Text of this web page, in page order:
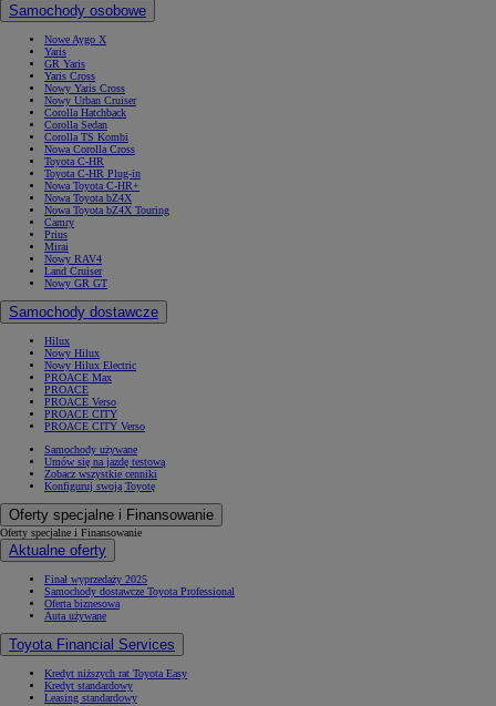
Samochody osobowe
Nowe Aygo X
Yaris
GR Yaris
Yaris Cross
Nowy Yaris Cross
Nowy Urban Cruiser
Corolla Hatchback
Corolla Sedan
Corolla TS Kombi
Nowa Corolla Cross
Toyota C-HR
Toyota C-HR Plug-in
Nowa Toyota C-HR+
Nowa Toyota bZ4X
Nowa Toyota bZ4X Touring
Camry
Prius
Mirai
Nowy RAV4
Land Cruiser
Nowy GR GT
Samochody dostawcze
Hilux
Nowy Hilux
Nowy Hilux Electric
PROACE Max
PROACE
PROACE Verso
PROACE CITY
PROACE CITY Verso
Samochody używane
Umów się na jazdę testową
Zobacz wszystkie cenniki
Konfiguruj swoją Toyotę
Oferty specjalne i Finansowanie
Oferty specjalne i Finansowanie
Aktualne oferty
Finał wyprzedaży 2025
Samochody dostawcze Toyota Professional
Oferta biznesowa
Auta używane
Toyota Financial Services
Kredyt niższych rat Toyota Easy
Kredyt standardowy
Leasing standardowy